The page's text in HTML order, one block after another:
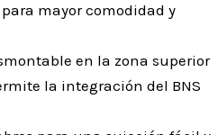
mayor comodidad y
en la zona superior
la integración del BNS